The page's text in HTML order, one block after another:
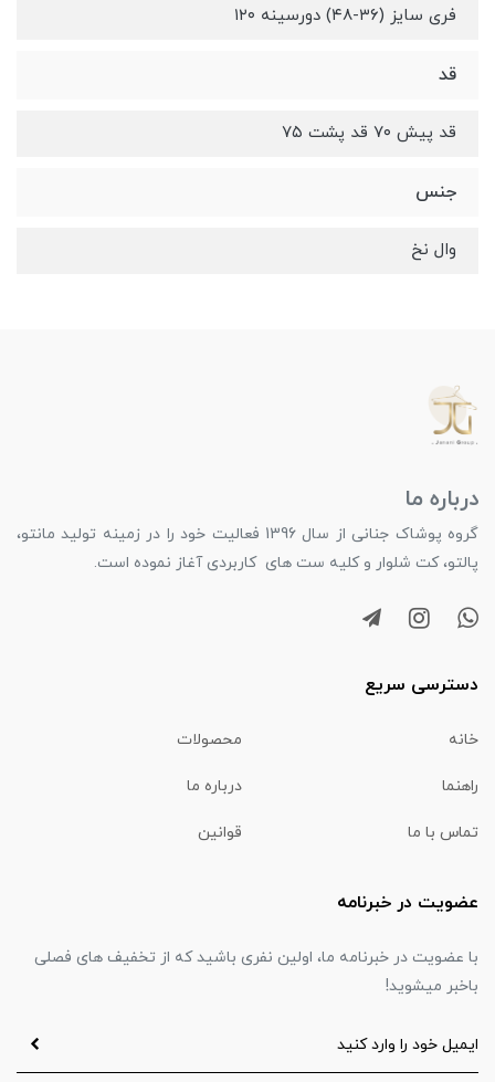
فری سایز (۳۶-۴۸) دورسینه ۱۲۰
قد
قد پیش ۷۰ قد پشت ۷۵
جنس
وال نخ
درباره ما
گروه پوشاک جنانی از سال 1396 فعالیت خود را در زمینه تولید مانتو،
پالتو، کت شلوار و کلیه ست های کاربردی آغاز نموده است.
دسترسی سریع
خانه محصولات
راهنما درباره ما
تماس با ما قوانین
عضویت در خبرنامه
با عضویت در خبرنامه ما، اولین نفری باشید که از تخفیف های فصلی
باخبر میشوید!